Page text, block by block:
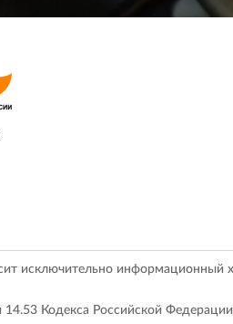
исключительно информационный
14.53 Кодекса Российской